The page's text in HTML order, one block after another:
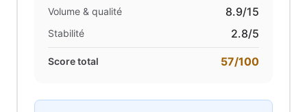
Volume & qualité 8.9/15
Stabilité 2.8/5
Score total 57/100